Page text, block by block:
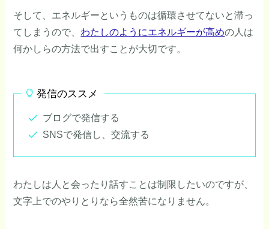
そして、エネルギーというものは循環させてないと滞っ
てしまうので、 わたしのようにエネルギーが高めの人は
何かしらの方法で出すことが大切です。
発信のススメ
ブログで発信する
SNSで発信し、交流する
わたしは人と会ったり話すことは制限したいのですが、
文字上でのやりとりなら全然苦になりません。